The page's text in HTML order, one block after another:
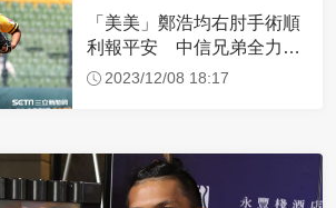
「美美」鄭浩均右肘手術順
利報平安 中信兄弟全力支
持、盼他滿血回歸
2023/12/08 18:17